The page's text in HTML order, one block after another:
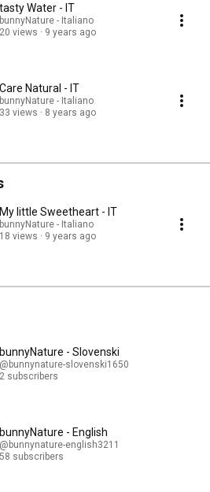
tasty Water - IT
bunnyNature - Italiano
20 views
9 years ago
Care Natural - IT
bunnyNature - Italiano
33 views
8 years ago
My little Sweetheart - IT
bunnyNature - Italiano
18 views
9 years ago
bunnyNature - Slovenski
@bunnynature-slovenski1650
2 subscribers
bunnyNature - English
@bunnynature-english3211
58 subscribers